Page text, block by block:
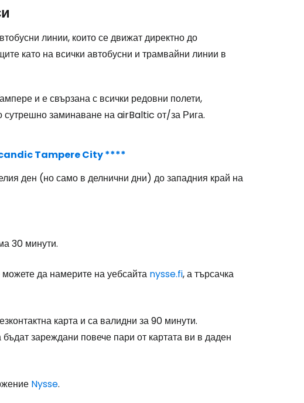
линии, които се движат директно до
като на всички автобусни и трамвайни линии в
и е свързана с всички редовни полети,
сутрешно заминаване на airBaltic от/за Рига.
Tampere City ****
ден (но само в делнични дни) до западния край на
30 минути.
да намерите на уебсайта nysse.fi, а търсачка
карта и са валидни за 90 минути.
зареждани повече пари от картата ви в даден
Nysse.